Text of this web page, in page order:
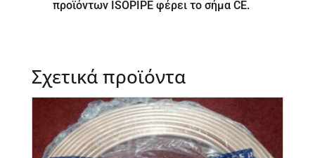
προϊόντων ISOPIPE φέρει το σήμα CE.
Σχετικά προϊόντα